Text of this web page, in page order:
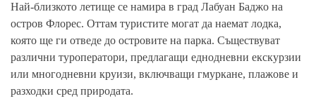
Най-близкото летище се намира в град Лабуан Баджо на
остров Флорес. Оттам туристите могат да наемат лодка,
която ще ги отведе до островите на парка. Съществуват
различни туроператори, предлагащи еднодневни екскурзии
или многодневни круизи, включващи гмуркане, плажове и
разходки сред природата.